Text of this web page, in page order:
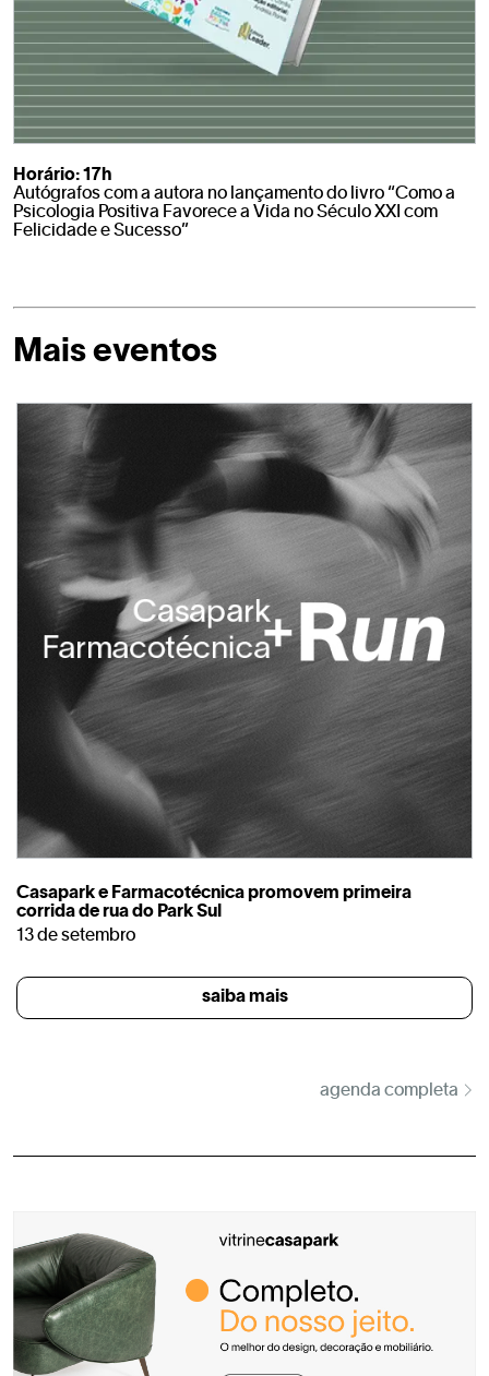
Horário: 17h
Autógrafos com a autora no lançamento do livro “Como a
Psicologia Positiva Favorece a Vida no Século XXI com
Felicidade e Sucesso”
Mais eventos
Casapark e Farmacotécnica promovem primeira
corrida de rua do Park Sul
13 de setembro
saiba mais
agenda completa